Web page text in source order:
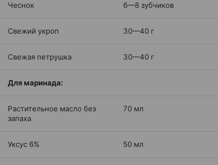
Чеснок 6—8 зубчиков
Свежий укроп 30—40 г
Свежая петрушка 30—40 г
Для маринада:
Растительное масло без
запаха
70 мл
Уксус 6% 50 мл